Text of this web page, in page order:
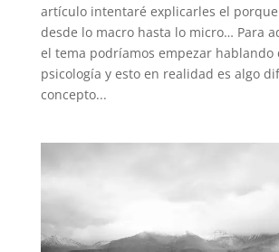
artículo intentaré explicarles el porque
desde lo macro hasta lo micro… Para
el tema podríamos empezar hablando
psicología y esto en realidad es algo
concepto...